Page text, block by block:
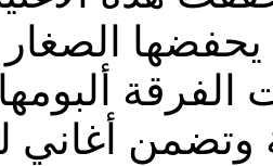
الصغار
سنة 1994 أصدرت الفرقة
وتضمن أغاني